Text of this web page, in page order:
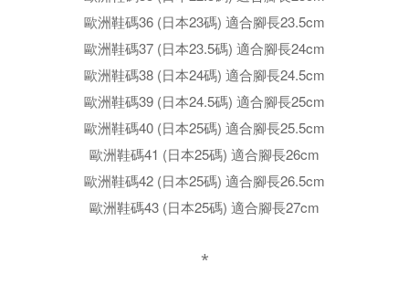
歐洲鞋碼36 (日本23碼) 適合腳長23.5cm
歐洲鞋碼37 (日本23.5碼) 適合腳長24cm
歐洲鞋碼38 (日本24碼) 適合腳長24.5cm
歐洲鞋碼39 (日本24.5碼) 適合腳長25cm
歐洲鞋碼40 (日本25碼) 適合腳長25.5cm
歐洲鞋碼41 (日本25碼) 適合腳長26cm
歐洲鞋碼42 (日本25碼) 適合腳長26.5cm
歐洲鞋碼43 (日本25碼) 適合腳長27cm
*